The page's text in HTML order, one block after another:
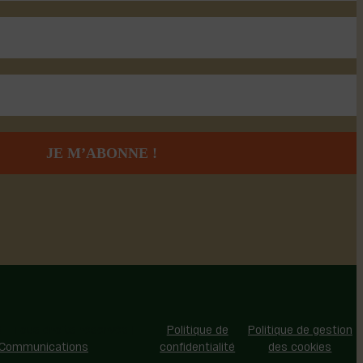
Politique de
confidentialité
Politique de gestion
des cookies